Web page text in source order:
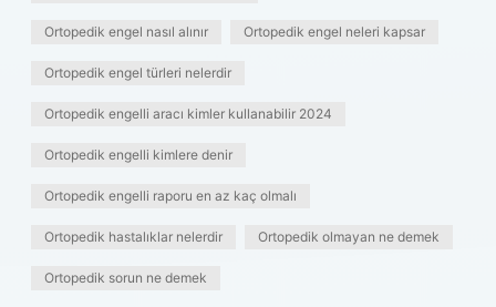
Ortopedik engel nasıl alınır Ortopedik engel neleri kapsar
Ortopedik engel türleri nelerdir
Ortopedik engelli aracı kimler kullanabilir 2024
Ortopedik engelli kimlere denir
Ortopedik engelli raporu en az kaç olmalı
Ortopedik hastalıklar nelerdir Ortopedik olmayan ne demek
Ortopedik sorun ne demek